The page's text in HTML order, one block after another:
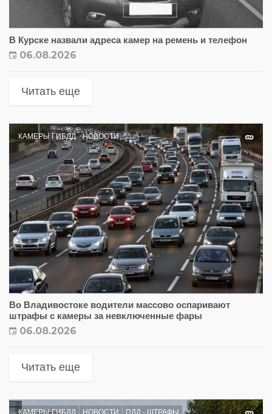
В Курске назвали адреса камер на ремень и телефон
06.08.2026
Читать еще
КАМЕРЫ ГИБДД НОВОСТИ
Во Владивостоке водители массово оспаривают
штрафы с камеры за невключенные фары
06.08.2026
Читать еще
КАМЕРЫ ГИБДД НОВОСТИ ПДД - ШТРАФЫ